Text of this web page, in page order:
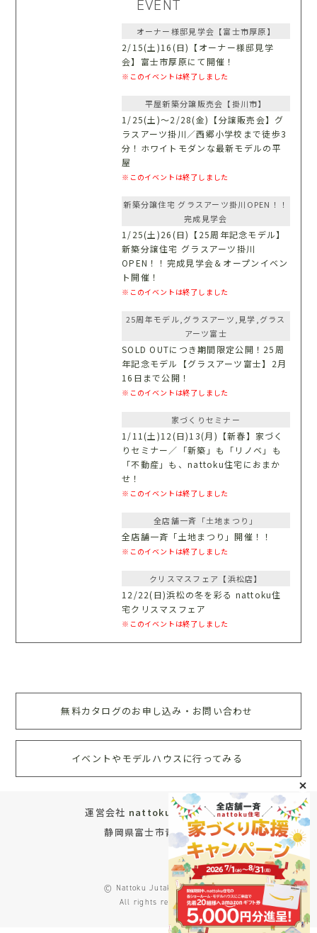
EVENT
オーナー様邸見学会【富士市厚原】
2/15(土)16(日)【オーナー様邸見学
会】富士市厚原にて開催！
※このイベントは終了しました
平屋新築分譲販売会【掛川市】
1/25(土)〜2/28(金)【分譲販売会】グ
ラスアーツ掛川／西郷小学校まで徒歩3
分！ホワイトモダンな最新モデルの平
屋
※このイベントは終了しました
新築分譲住宅 グラスアーツ掛川OPEN！！
完成見学会
1/25(土)26(日)【25周年記念モデル】
新築分譲住宅 グラスアーツ掛川
OPEN！！完成見学会＆オープンイベン
ト開催！
※このイベントは終了しました
25周年モデル,グラスアーツ,見学,グラス
アーツ富士
SOLD OUTにつき期間限定公開！25周
年記念モデル【グラスアーツ富士】2月
16日まで公開！
※このイベントは終了しました
家づくりセミナー
1/11(土)12(日)13(月)【新春】家づく
りセミナー／「新築」も「リノベ」も
「不動産」も、nattoku住宅におまか
せ！
※このイベントは終了しました
全店舗一斉「土地まつり」
全店舗一斉「土地まつり」開催！！
※このイベントは終了しました
クリスマスフェア【浜松店】
12/22(日)浜松の冬を彩る nattoku住
宅クリスマスフェア
※このイベントは終了しました
無料カタログのお申し込み・お問い合わせ
イベントやモデルハウスに行ってみる
運営会社 nattoku住宅株式会社
静岡県富士市青葉町572
© Nattoku Jutaku Co., Ltd.
All rights reserved.